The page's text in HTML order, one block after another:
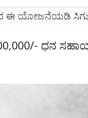
ಈ ಯೋಜನೆಯಡಿ
ಧನ